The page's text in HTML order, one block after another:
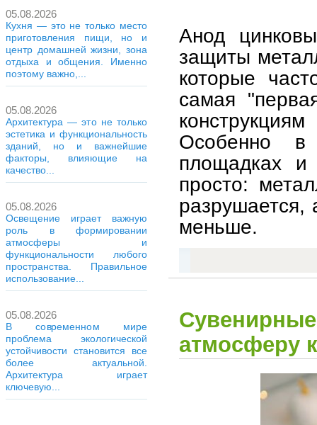
05.08.2026
Кухня — это не только место
приготовления пищи, но и
центр домашней жизни, зона
отдыха и общения. Именно
поэтому важно,...
05.08.2026
Архитектура — это не только
эстетика и функциональность
зданий, но и важнейшие
факторы, влияющие на
качество...
05.08.2026
Освещение играет важную
роль в формировании
атмосферы и
функциональности любого
пространства. Правильное
использование...
05.08.2026
В современном мире
проблема экологической
устойчивости становится все
более актуальной.
Архитектура играет
ключевую...
Анод
защиты
которые
самая
Особенно
площадках
просто:
разрушается,
меньше.
атмосферу